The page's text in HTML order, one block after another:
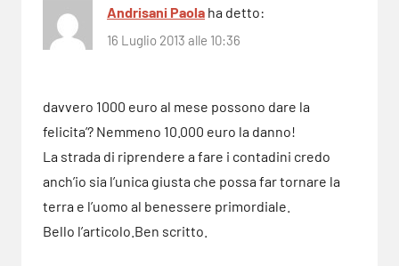
Andrisani Paola ha detto:
16 Luglio 2013 alle 10:36
davvero 1000 euro al mese possono dare la
felicita’? Nemmeno 10.000 euro la danno!
La strada di riprendere a fare i contadini credo
anch’io sia l’unica giusta che possa far tornare la
terra e l’uomo al benessere primordiale.
Bello l’articolo.Ben scritto.